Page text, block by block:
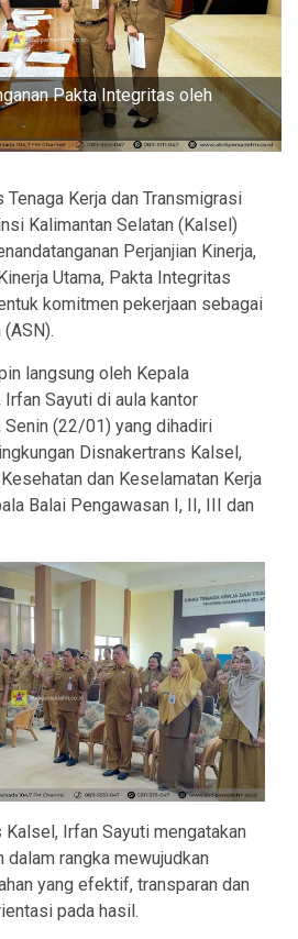
Pakta Integritas oleh
Tenaga Kerja dan Transmigrasi
Kalimantan Selatan (Kalsel)
Perjanjian Kinerja,
Utama, Pakta Integritas
komitmen pekerjaan sebagai
langsung oleh Kepala
Sayuti di aula kantor
(22/01) yang dihadiri
Disnakertrans Kalsel,
dan Keselamatan Kerja
Balai Pengawasan I, II, III dan
Kalsel, Irfan Sayuti mengatakan
dalam rangka mewujudkan
yang efektif, transparan dan
pada hasil.